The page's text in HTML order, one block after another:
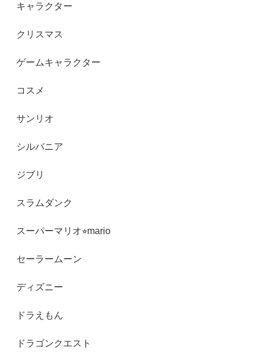
キャラクター
クリスマス
ゲームキャラクター
コスメ
サンリオ
シルバニア
ジブリ
スラムダンク
スーパーマリオ⭐︎mario
セーラームーン
ディズニー
ドラえもん
ドラゴンクエスト